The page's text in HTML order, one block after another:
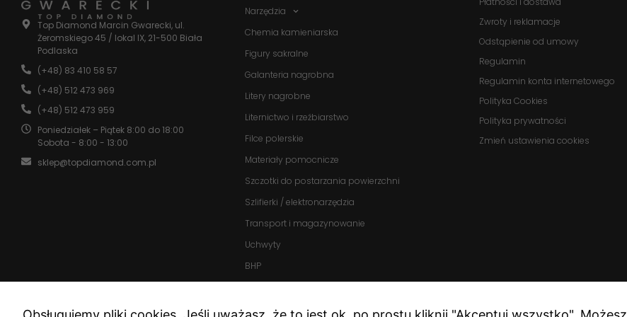
Top Diamond Marcin Gwarecki, ul.
Żeromskiego 45 / lokal IX, 21-500 Biała
Podlaska
(+48) 83 410 58 57
(+48) 512 473 969
(+48) 512 473 959
Poniedziałek – Piątek 8:00 do 18:00
Sobota - 8:00 - 13:00
sklep@topdiamond.com.pl
Narzędzia
Chemia kamieniarska
Figury sakralne
Galanteria nagrobna
Litery nagrobne
Liternictwo i rzeźbiarstwo
Filce polerskie
Materiały pomocnicze
Szczotki do postarzania powierzchni
Szlifierki / elektronarzędzia
Transport i magazynowanie
Uchwyty
BHP
Nowości
Zwroty i reklamacje
Odstąpienie od umowy
Regulamin
Regulamin konta internetowego
Polityka Cookies
Polityka prywatności
Zmień ustawienia cookies
Abyśmy mogli
poprawić
funkcjonalność
strony
internetowej,
na podstawie
tego, jak
strona jest
najlepiej
twojego